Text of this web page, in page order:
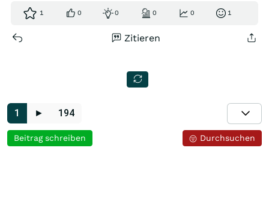
1 0 0 0 0 1
Zitieren
1 ► 194
Durchsuchen
Beitrag schreiben